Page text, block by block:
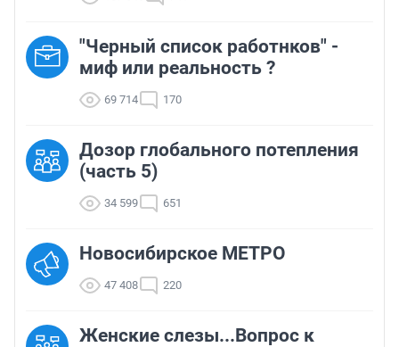
"Черный список работнков" -
миф или реальность ?
69 714 170
Дозор глобального потепления
(часть 5)
34 599 651
Новосибирское МЕТРО
47 408 220
Женские слезы...Вопрос к